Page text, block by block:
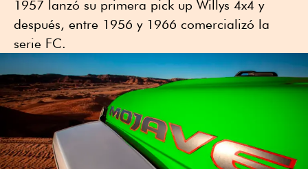
1957 lanzó su primera pick up Willys 4x4 y
después, entre 1956 y 1966 comercializó la
serie FC.